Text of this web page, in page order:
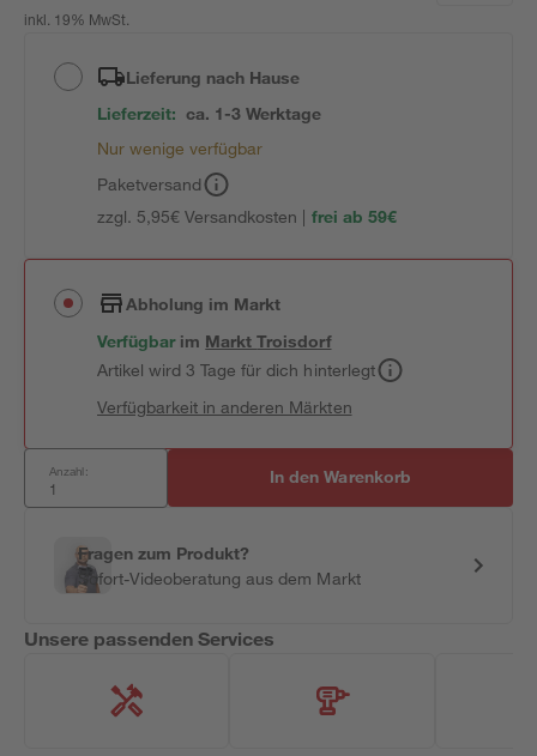
inkl. 19% MwSt.
Lieferung nach Hause
Lieferzeit: ca. 1-3 Werktage
Nur wenige verfügbar
Paketversand
zzgl. 5,95€ Versandkosten | frei ab 59€
Abholung im Markt
Verfügbar im MarktTroisdorf
Artikel wird 3 Tage für dich hinterlegt
Verfügbarkeit in anderen Märkten
Anzahl: In den Warenkorb
Fragen zum Produkt?
Sofort-Videoberatung aus dem Markt
Unsere passenden Services